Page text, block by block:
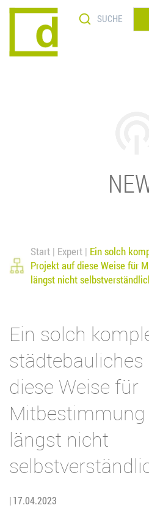
Skip
Start Expert Ein solch
Projekt auf diese Weise für
längst nicht
Ein solch
diese Weise für
längst nicht
| 17.04.2023